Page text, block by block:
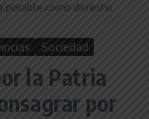
potable como derecho
Sociedad
la Patria
por